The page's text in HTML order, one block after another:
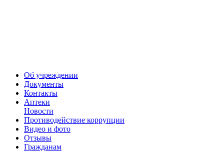
Об учреждении
Документы
Контакты
Аптеки
Новости
Противодействие коррупции
Видео и фото
Отзывы
Гражданам